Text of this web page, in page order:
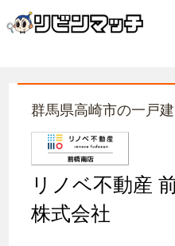
群馬県高崎市の一戸
リノベ不動産
株式会社